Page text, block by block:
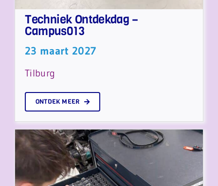
Techniek Ontdekdag –
Campus013
23 maart 2027
Tilburg
ONTDEK MEER